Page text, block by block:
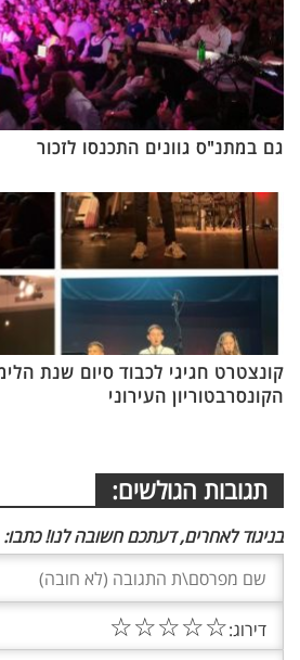
גם במתנ"ס גוונים התכנסו לזכור
קונצטרט חגיגי לכבוד סיום שנת
הקונסרבטוריון העירוני
תגובות הגולשים:
בניגוד לאחרים, דעתכם חשובה לנו! כתבו:
דירוג:☆
☆
☆
☆
☆